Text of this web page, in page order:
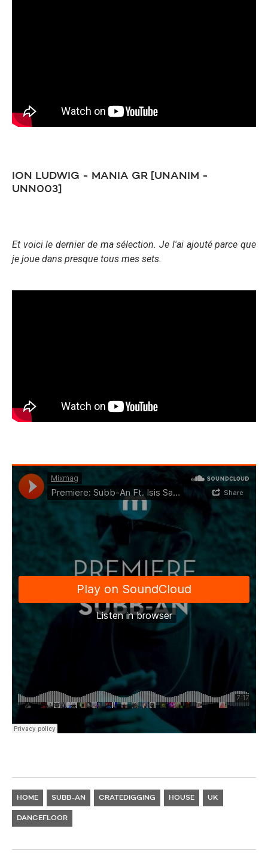
ION LUDWIG - MANIA GR [UNANIM -
UNN003]
Et voici le dernier de ma sélection. Je l'ai ajouté parce que
je joue dans presque tous mes sets.
HOME SUBB-AN CRATEDIGGING HOUSE UK
DANCEFLOOR